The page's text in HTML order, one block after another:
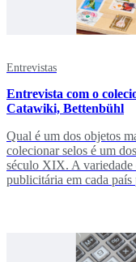
Entrevistas
Entrevista com o
Catawiki, Bettenbühl
Qual é um dos objetos
colecionar selos é um
século XIX. A variedade
publicitária em cada